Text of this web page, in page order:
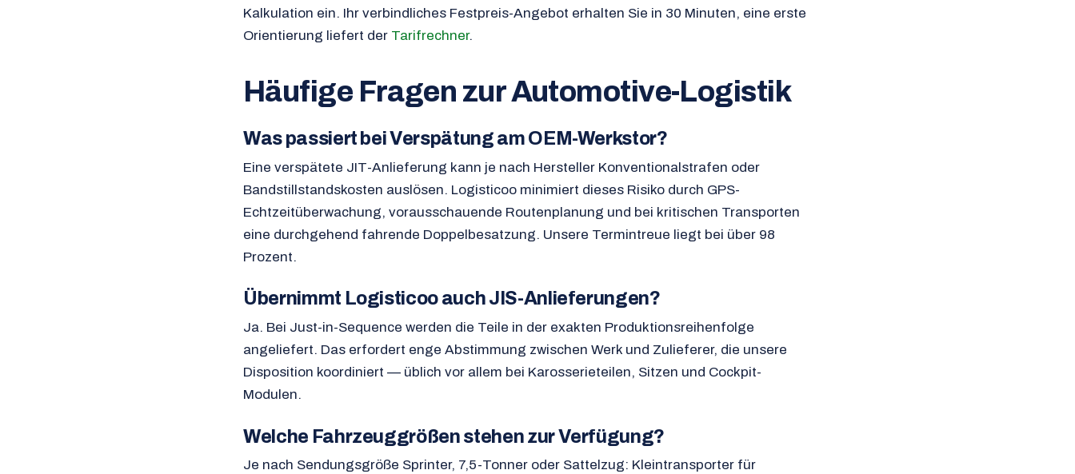
Kalkulation ein. Ihr verbindliches Festpreis-Angebot erhalten Sie in 30 Minuten, eine erste
Orientierung liefert der Tarifrechner.
Häufige Fragen zur Automotive-Logistik
Was passiert bei Verspätung am OEM-Werkstor?
Eine verspätete JIT-Anlieferung kann je nach Hersteller Konventionalstrafen oder
Bandstillstandskosten auslösen. Logisticoo minimiert dieses Risiko durch GPS-
Echtzeitüberwachung, vorausschauende Routenplanung und bei kritischen Transporten
eine durchgehend fahrende Doppelbesatzung. Unsere Termintreue liegt bei über 98
Prozent.
Übernimmt Logisticoo auch JIS-Anlieferungen?
Ja. Bei Just-in-Sequence werden die Teile in der exakten Produktionsreihenfolge
angeliefert. Das erfordert enge Abstimmung zwischen Werk und Zulieferer, die unsere
Disposition koordiniert — üblich vor allem bei Karosserieteilen, Sitzen und Cockpit-
Modulen.
Welche Fahrzeuggrößen stehen zur Verfügung?
Je nach Sendungsgröße Sprinter, 7,5-Tonner oder Sattelzug: Kleintransporter für